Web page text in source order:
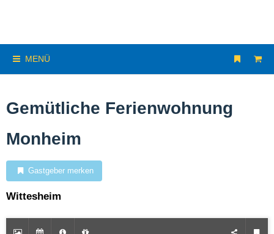
MENÜ
Gemütliche Ferienwohnung
Monheim
Gastgeber merken
Wittesheim